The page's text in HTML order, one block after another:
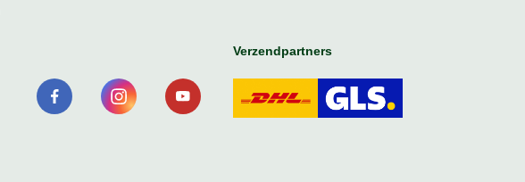
Verzendpartners